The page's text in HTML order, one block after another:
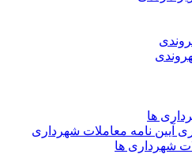
ها
آیین نامه معاملات شهرداری
شهرداری ها